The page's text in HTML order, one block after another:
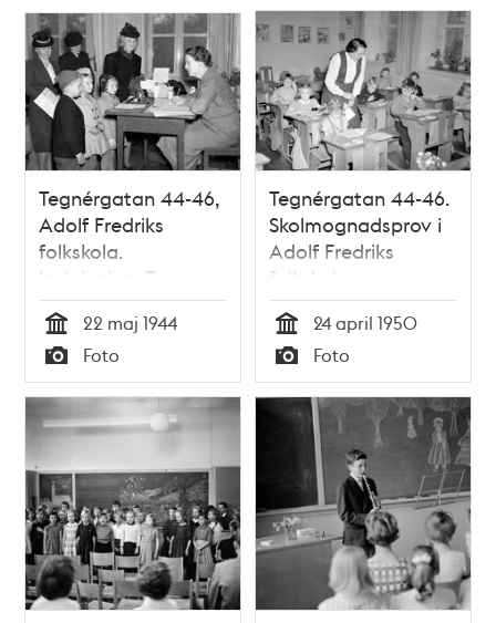
Återvändsgränden
Tegnérgatan 44-46,
Adolf Fredriks
folkskola.
Inskrivning. Tre
skolbarn med sina
mödrar
Tid
22 maj 1944
Typ
Foto
Tegnérgatan 44-46.
Skolmognadsprov i
Adolf Fredriks
folkskola
Tid
24 april 1950
Typ
Foto